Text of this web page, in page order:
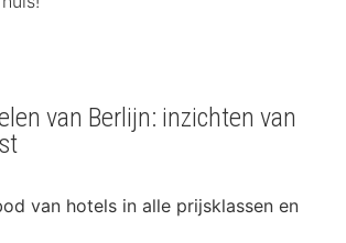
van Berlijn: inzichten van
van hotels in alle prijsklassen en